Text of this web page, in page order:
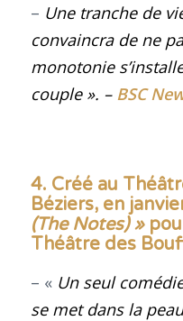
– Une tranche de
convaincra de ne
monotonie
couple ». – BSC
4. Créé au
Béziers, en
(The Notes) »
Théâtre des
– « Un seul
se met dans la